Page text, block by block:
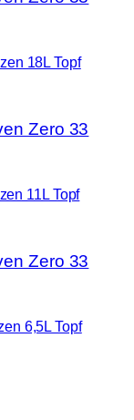
€.
18L Topf
€.
11L Topf
€.
6,5L Topf